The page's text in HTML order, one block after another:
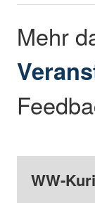
Mehr
WW-